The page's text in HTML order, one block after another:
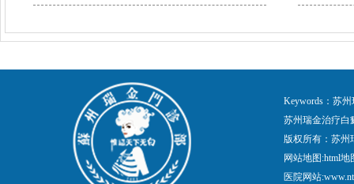
Keywords：苏
苏州瑞金治疗白
版权所有：苏
网站地图:html地
医院网站